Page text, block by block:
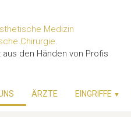
Medizin
Chirurgie.
den Händen von Profis
ÄRZTE EINGRIFFE ▼